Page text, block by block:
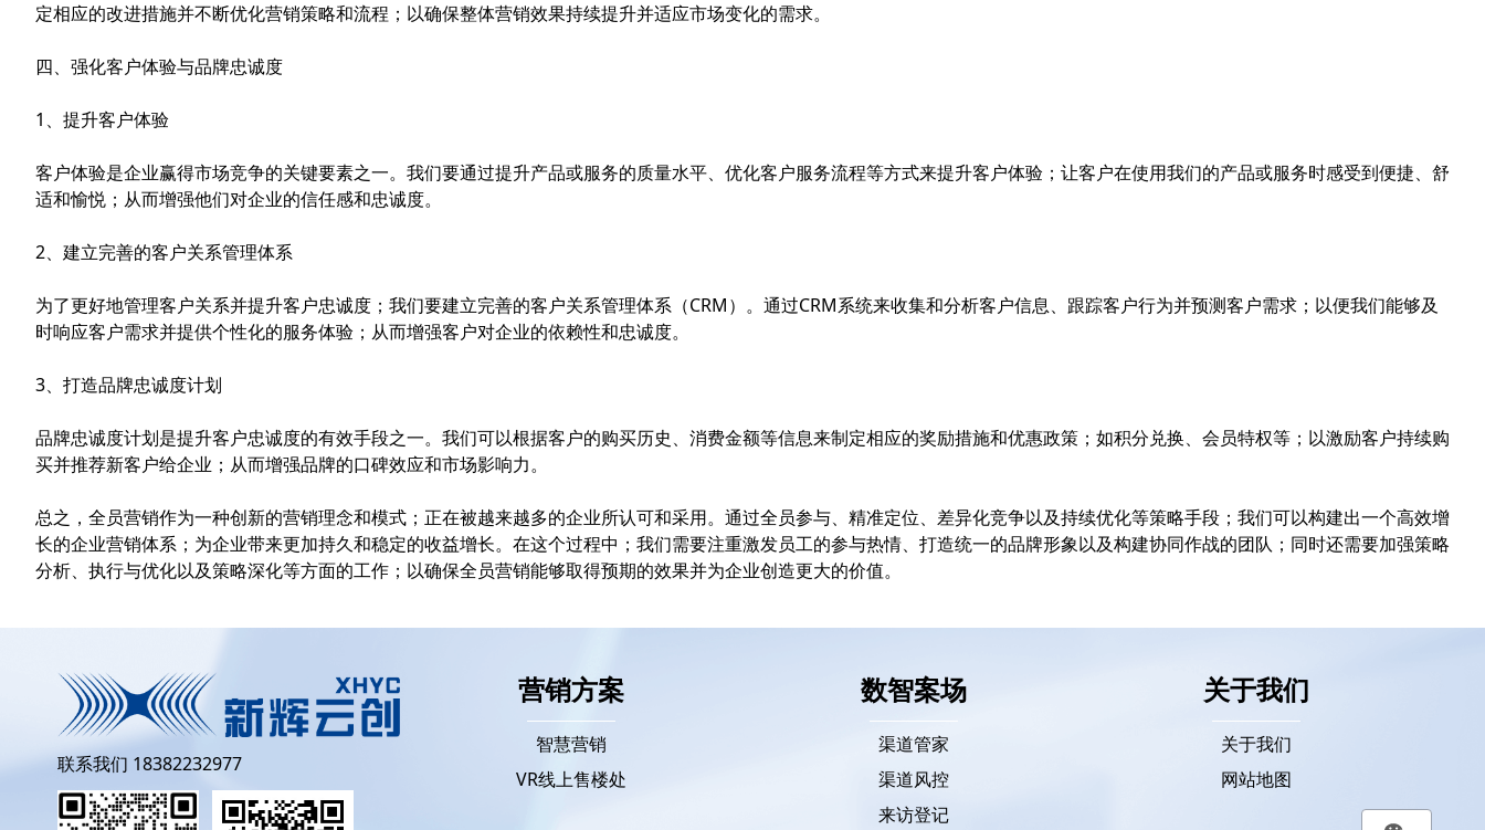
定相应的改进措施并不断优化营销策略和流程；以确保整体营销效果持续提升并适应市场变化的需求。
四、强化客户体验与品牌忠诚度
1、提升客户体验
客户体验是企业赢得市场竞争的关键要素之一。我们要通过提升产品或服务的质量水平、优化客户服务流程等方式来提升客户体验；让客户在使用我们的产品或服务时感受到便捷、舒
适和愉悦；从而增强他们对企业的信任感和忠诚度。
2、建立完善的客户关系管理体系
为了更好地管理客户关系并提升客户忠诚度；我们要建立完善的客户关系管理体系（CRM）。通过CRM系统来收集和分析客户信息、跟踪客户行为并预测客户需求；以便我们能够及
时响应客户需求并提供个性化的服务体验；从而增强客户对企业的依赖性和忠诚度。
3、打造品牌忠诚度计划
品牌忠诚度计划是提升客户忠诚度的有效手段之一。我们可以根据客户的购买历史、消费金额等信息来制定相应的奖励措施和优惠政策；如积分兑换、会员特权等；以激励客户持续购
买并推荐新客户给企业；从而增强品牌的口碑效应和市场影响力。
总之，全员营销作为一种创新的营销理念和模式；正在被越来越多的企业所认可和采用。通过全员参与、精准定位、差异化竞争以及持续优化等策略手段；我们可以构建出一个高效增
长的企业营销体系；为企业带来更加持久和稳定的收益增长。在这个过程中；我们需要注重激发员工的参与热情、打造统一的品牌形象以及构建协同作战的团队；同时还需要加强策略
分析、执行与优化以及策略深化等方面的工作；以确保全员营销能够取得预期的效果并为企业创造更大的价值。
联系我们 18382232977
营销方案
智慧营销
VR线上售楼处
数智案场
渠道管家
渠道风控
来访登记
关于我们
关于我们
网站地图